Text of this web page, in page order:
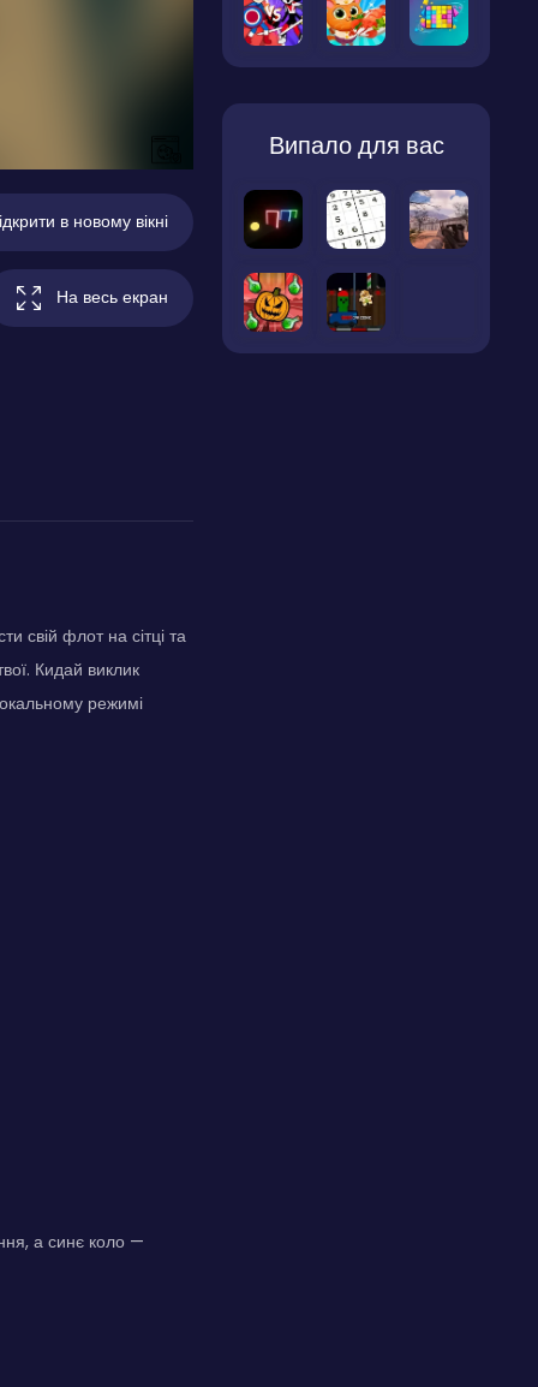
в новому вікні
На весь екран
свій флот на сітці та
Кидай виклик
режимі
а синє коло —
Випало для вас